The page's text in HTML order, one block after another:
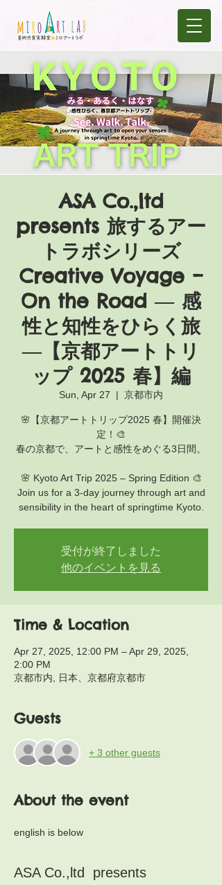
ASA Co.,ltd
presents 旅するアー
トラボシリーズ
Creative Voyage –
On the Road ― 感
性と知性をひらく旅
―【京都アートトリ
ップ 2025 春】編
Sun, Apr 27
  |
京都市内
🌸【京都アートトリップ2025 春】開催決
定！🎨
春の京都で、アートと感性をめぐる3日間。
🌸 Kyoto Art Trip 2025 – Spring Edition 🎨
Join us for a 3-day journey through art and
受付が終了しました
他のイベントを見る
Time & Location
Apr 27, 2025, 12:00 PM – Apr 29, 2025,
2:00 PM
京都市内, 日本、京都府京都市
Guests
+ 3 other guests
About the event
english is below
ASA Co.,ltd  presents